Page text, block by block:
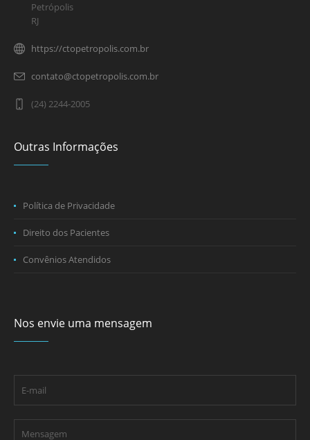
Petrópolis
RJ
https://ctopetropolis.com.br
contato@ctopetropolis.com.br
(24) 2244-2005
Outras Informações
Política de Privacidade
Direito dos Pacientes
Convênios Atendidos
Nos envie uma mensagem